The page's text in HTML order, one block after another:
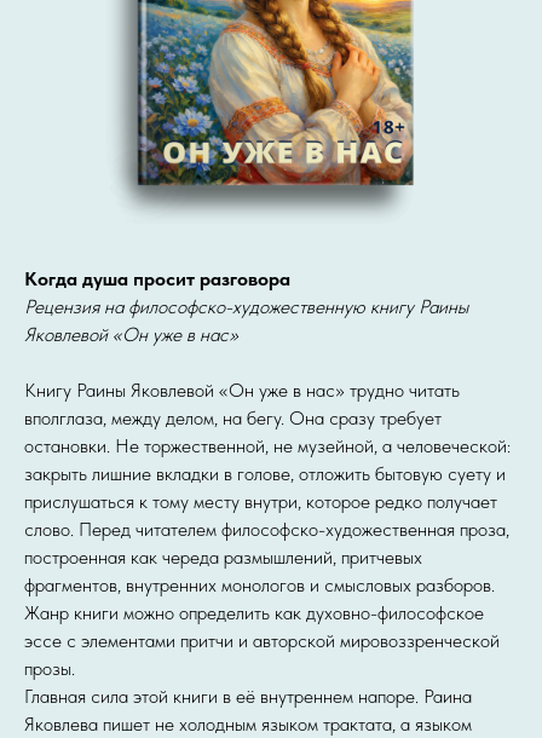
Когда душа просит разговора
Рецензия на философско-художественную книгу Раины
Яковлевой «Он уже в нас»
Книгу Раины Яковлевой «Он уже в нас» трудно читать
вполглаза, между делом, на бегу. Она сразу требует
остановки. Не торжественной, не музейной, а человеческой:
закрыть лишние вкладки в голове, отложить бытовую суету и
прислушаться к тому месту внутри, которое редко получает
слово. Перед читателем философско-художественная проза,
построенная как череда размышлений, притчевых
фрагментов, внутренних монологов и смысловых разборов.
Жанр книги можно определить как духовно-философское
эссе с элементами притчи и авторской мировоззренческой
прозы.
Главная сила этой книги в её внутреннем напоре. Раина
Яковлева пишет не холодным языком трактата, а языком